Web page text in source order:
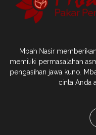
Mbah Nasir
memiliki permasalahan
pengasihan jawa kuno,
cinta Anda